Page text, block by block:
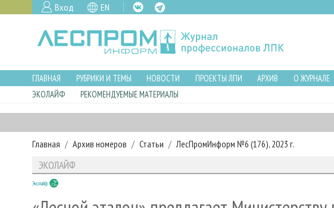
Вход EN
ГЛАВНАЯ РУБРИКИ И ТЕМЫ НОВОСТИ ПРОЕКТЫ ЛПИ АРХИВ О ЖУРНАЛЕ
ЭКОЛАЙФ
РЕКОМЕНДУЕМЫЕ МАТЕРИАЛЫ
Главная Архив номеров Статьи ЛесПромИнформ №6 (176), 2023 г.
ЭКОЛАЙФ
Эколайф